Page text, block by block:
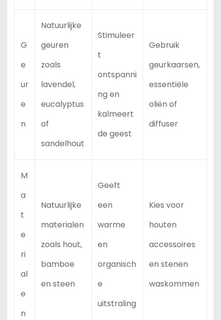
G
e
ur
e
n
Natuurlijke
geuren
zoals
lavendel,
eucalyptus
of
sandelhout
Stimuleer
t
ontspanni
ng en
kalmeert
de geest
Gebruik
geurkaarsen,
essentiële
oliën of
diffuser
M
a
t
e
ri
al
e
n
Natuurlijke
materialen
zoals hout,
bamboe
en steen
Geeft
een
warme
en
organisch
e
uitstraling
Kies voor
houten
accessoires
en stenen
waskommen